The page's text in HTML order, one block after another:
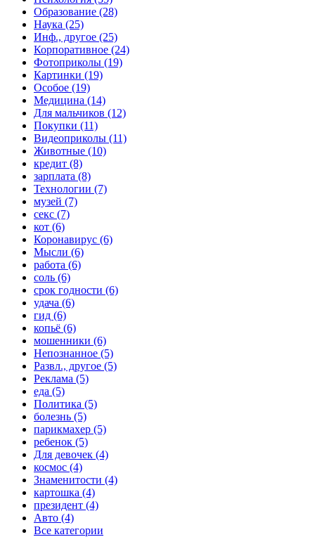
Образование (28)
Наука (25)
Инф., другое (25)
Корпоративное (24)
Фотоприколы (19)
Картинки (19)
Особое (19)
Медицина (14)
Для мальчиков (12)
Покупки (11)
Видеоприколы (11)
Животные (10)
кредит (8)
зарплата (8)
Технологии (7)
музей (7)
секс (7)
кот (6)
Коронавирус (6)
Мысли (6)
работа (6)
соль (6)
срок годности (6)
удача (6)
гид (6)
копьё (6)
мошенники (6)
Непознанное (5)
Развл., другое (5)
Реклама (5)
еда (5)
Политика (5)
болезнь (5)
парикмахер (5)
ребенок (5)
Для девочек (4)
космос (4)
Знаменитости (4)
картошка (4)
президент (4)
Авто (4)
Все категории